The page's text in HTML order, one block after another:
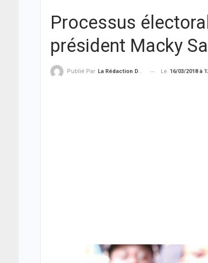
Processus
président Macky
Publié Par La Rédaction De THIEYSENEGAL.com Le 16/03/2018 à